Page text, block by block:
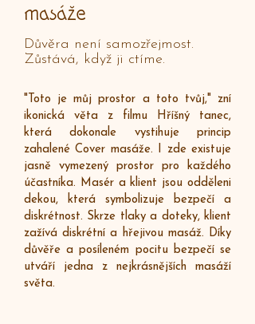
masáže
Důvěra není samozřejmost.
Zůstává, když ji ctíme.
"Toto je můj prostor a toto tvůj," zní
ikonická věta z filmu Hříšný tanec,
která dokonale vystihuje princip
zahalené Cover masáže. I zde existuje
jasně vymezený prostor pro každého
účastníka. Masér a klient jsou odděleni
dekou, která symbolizuje bezpečí a
diskrétnost. Skrze tlaky a doteky, klient
zažívá diskrétní a hřejivou masáž. Díky
důvěře a posíleném pocitu bezpečí se
utváří jedna z nejkrásnějších masáží
světa.